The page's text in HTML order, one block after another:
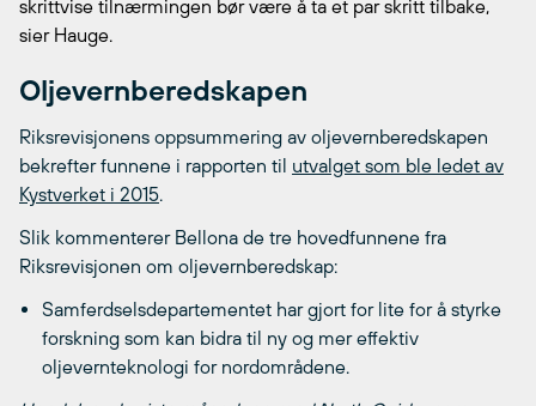
skrittvise tilnærmingen bør være å ta et par skritt tilbake,
sier Hauge.
Oljevernberedskapen
Riksrevisjonens oppsummering av oljevernberedskapen
bekrefter funnene i rapporten til utvalget som ble ledet av
Kystverket i 2015.
Slik kommenterer Bellona de tre hovedfunnene fra
Riksrevisjonen om oljevernberedskap:
Samferdselsdepartementet har gjort for lite for å styrke
forskning som kan bidra til ny og mer effektiv
oljevernteknologi for nordområdene.